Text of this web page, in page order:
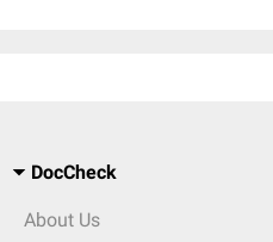
DocCheck
About Us